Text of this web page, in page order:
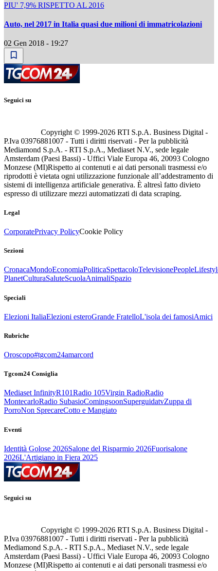
PIU' 7,9% RISPETTO AL 2016
Auto, nel 2017 in Italia quasi due milioni di immatricolazioni
02 Gen 2018 - 19:27
Seguici su
Copyright © 1999-2026 RTI S.p.A. Business Digital -
P.Iva 03976881007 - Tutti i diritti riservati - Per la pubblicità
Mediamond S.p.A. - RTI S.p.A., Mediaset N.V., sede legale
Amsterdam (Paesi Bassi) - Uffici Viale Europa 46, 20093 Cologno
Monzese (MI)Rispetto ai contenuti e ai dati personali trasmessi e/o
riprodotti è vietata ogni utilizzazione funzionale all’addestramento di
sistemi di intelligenza artificiale generativa. È altresì fatto divieto
espresso di utilizzare mezzi automatizzati di data scraping.
Legal
CorporatePrivacy PolicyCookie Policy
Sezioni
CronacaMondoEconomiaPoliticaSpettacoloTelevisionePeople
PlanetCulturaSaluteScuolaAnimaliSpazio
Speciali
Elezioni ItaliaElezioni esteroGrande FratelloL'isola dei famosiAmici
Rubriche
Oroscopo#tgcom24amarcord
Tgcom24 Consiglia
Mediaset InfinityR101Radio 105Virgin RadioRadio
MontecarloRadio SubasioComingsoonSuperguidatvZuppa di
PorroNon SprecareCotto e Mangiato
Eventi
Identità Golose 2026Salone del Risparmio 2026Fuorisalone
2026L'Artigiano in Fiera 2025
Seguici su
Copyright © 1999-2026 RTI S.p.A. Business Digital -
P.Iva 03976881007 - Tutti i diritti riservati - Per la pubblicità
Mediamond S.p.A. - RTI S.p.A., Mediaset N.V., sede legale
Amsterdam (Paesi Bassi) - Uffici Viale Europa 46, 20093 Cologno
Monzese (MI)Rispetto ai contenuti e ai dati personali trasmessi e/o